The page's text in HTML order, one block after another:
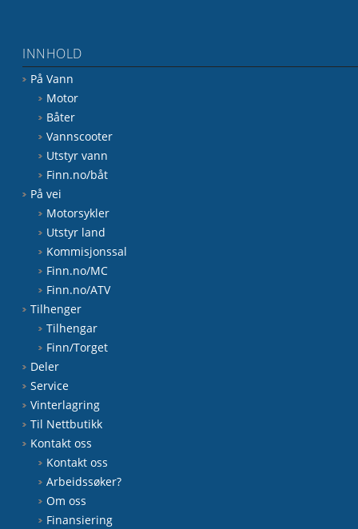
INNHOLD
På Vann
Motor
Båter
Vannscooter
Utstyr vann
Finn.no/båt
På vei
Motorsykler
Utstyr land
Kommisjonssal
Finn.no/MC
Finn.no/ATV
Tilhenger
Tilhengar
Finn/Torget
Deler
Service
Vinterlagring
Til Nettbutikk
Kontakt oss
Kontakt oss
Arbeidssøker?
Om oss
Finansiering